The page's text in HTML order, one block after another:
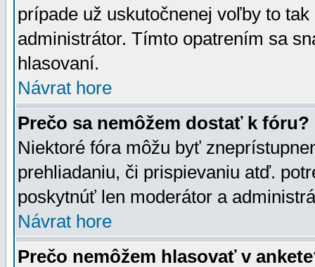
prípade už uskutočnenej voľby to
administrátor. Tímto opatrením sa
hlasovaní.
Návrat hore
Prečo sa nemôžem dostať k fóru?
Niektoré fóra môžu byť
prehliadaniu, či prispievaniu atď.
poskytnúť len moderátor a
Návrat hore
Prečo nemôžem hlasovať v